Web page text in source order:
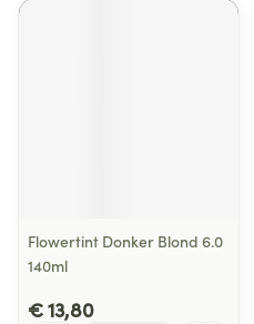
Flowertint Donker Blond 6.0
140ml
€ 13,80